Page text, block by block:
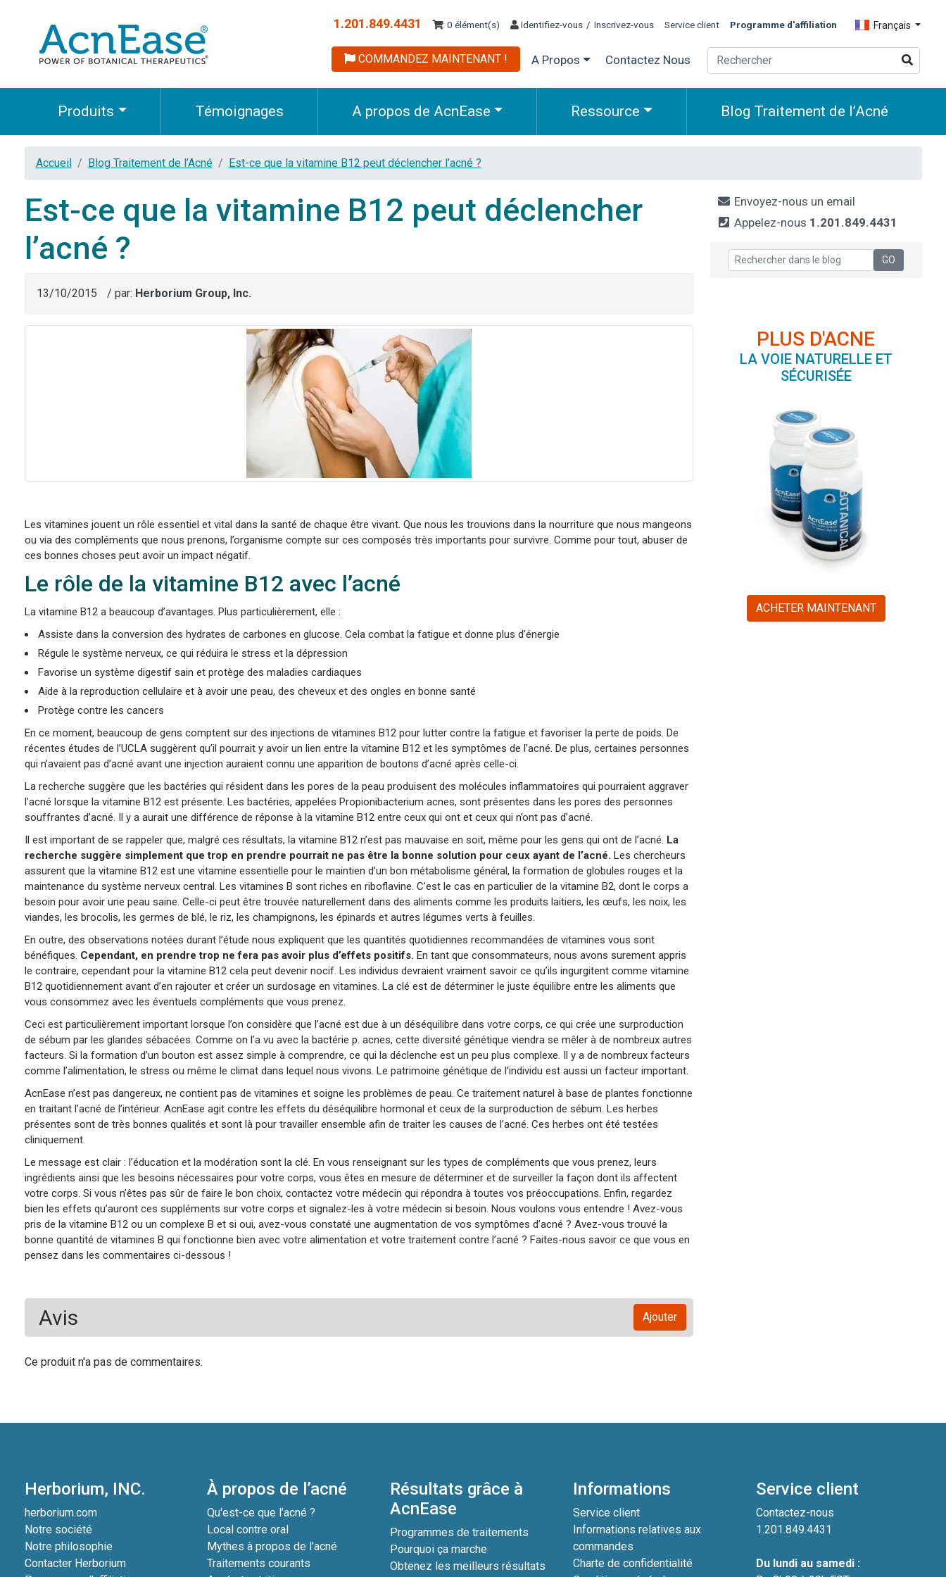
1.201.849.4431 : 0 élément(s) Identifiez-vous / Inscrivez-vous Service client Programme d'affiliation Français
COMMANDEZ MAINTENANT ! A Propos Contactez Nous
Produits Témoignages A propos de AcnEase Ressource Blog Traitement de l’Acné
Accueil Blog Traitement de l’Acné Est-ce que la vitamine B12 peut déclencher l’acné ?
Est-ce que la vitamine B12 peut déclencher
l’acné ?
13/10/2015 / par: Herborium Group, Inc.
Les vitamines jouent un rôle essentiel et vital dans la santé de chaque être vivant. Que nous les trouvions dans la nourriture que nous mangeons
ou via des compléments que nous prenons, l’organisme compte sur ces composés très importants pour survivre. Comme pour tout, abuser de
ces bonnes choses peut avoir un impact négatif.
Le rôle de la vitamine B12 avec l’acné
La vitamine B12 a beaucoup d’avantages. Plus particulièrement, elle :
Assiste dans la conversion des hydrates de carbones en glucose. Cela combat la fatigue et donne plus d’énergie
Régule le système nerveux, ce qui réduira le stress et la dépression
Favorise un système digestif sain et protège des maladies cardiaques
Aide à la reproduction cellulaire et à avoir une peau, des cheveux et des ongles en bonne santé
Protège contre les cancers
En ce moment, beaucoup de gens comptent sur des injections de vitamines B12 pour lutter contre la fatigue et favoriser la perte de poids. De
récentes études de l’UCLA suggèrent qu’il pourrait y avoir un lien entre la vitamine B12 et les symptômes de l’acné. De plus, certaines personnes
qui n’avaient pas d’acné avant une injection auraient connu une apparition de boutons d’acné après celle-ci.
La recherche suggère que les bactéries qui résident dans les pores de la peau produisent des molécules inflammatoires qui pourraient aggraver
l’acné lorsque la vitamine B12 est présente. Les bactéries, appelées Propionibacterium acnes, sont présentes dans les pores des personnes
souffrantes d’acné. Il y a aurait une différence de réponse à la vitamine B12 entre ceux qui ont et ceux qui n’ont pas d’acné.
Il est important de se rappeler que, malgré ces résultats, la vitamine B12 n’est pas mauvaise en soit, même pour les gens qui ont de l’acné. La
recherche suggère simplement que trop en prendre pourrait ne pas être la bonne solution pour ceux ayant de l’acné. Les chercheurs
assurent que la vitamine B12 est une vitamine essentielle pour le maintien d’un bon métabolisme général, la formation de globules rouges et la
maintenance du système nerveux central. Les vitamines B sont riches en riboflavine. C’est le cas en particulier de la vitamine B2, dont le corps a
besoin pour avoir une peau saine. Celle-ci peut être trouvée naturellement dans des aliments comme les produits laitiers, les œufs, les noix, les
viandes, les brocolis, les germes de blé, le riz, les champignons, les épinards et autres légumes verts à feuilles.
En outre, des observations notées durant l’étude nous expliquent que les quantités quotidiennes recommandées de vitamines vous sont
bénéfiques. Cependant, en prendre trop ne fera pas avoir plus d’effets positifs. En tant que consommateurs, nous avons surement appris
le contraire, cependant pour la vitamine B12 cela peut devenir nocif. Les individus devraient vraiment savoir ce qu’ils ingurgitent comme vitamine
B12 quotidiennement avant d’en rajouter et créer un surdosage en vitamines. La clé est de déterminer le juste équilibre entre les aliments que
vous consommez avec les éventuels compléments que vous prenez.
Ceci est particulièrement important lorsque l’on considère que l’acné est due à un déséquilibre dans votre corps, ce qui crée une surproduction
de sébum par les glandes sébacées. Comme on l’a vu avec la bactérie p. acnes, cette diversité génétique viendra se mêler à de nombreux autres
facteurs. Si la formation d’un bouton est assez simple à comprendre, ce qui la déclenche est un peu plus complexe. Il y a de nombreux facteurs
comme l’alimentation, le stress ou même le climat dans lequel nous vivons. Le patrimoine génétique de l’individu est aussi un facteur important.
AcnEase n’est pas dangereux, ne contient pas de vitamines et soigne les problèmes de peau. Ce traitement naturel à base de plantes fonctionne
en traitant l’acné de l’intérieur. AcnEase agit contre les effets du déséquilibre hormonal et ceux de la surproduction de sébum. Les herbes
présentes sont de très bonnes qualités et sont là pour travailler ensemble afin de traiter les causes de l’acné. Ces herbes ont été testées
cliniquement.
Le message est clair : l’éducation et la modération sont la clé. En vous renseignant sur les types de compléments que vous prenez, leurs
ingrédients ainsi que les besoins nécessaires pour votre corps, vous êtes en mesure de déterminer et de surveiller la façon dont ils affectent
votre corps. Si vous n’êtes pas sûr de faire le bon choix, contactez votre médecin qui répondra à toutes vos préoccupations. Enfin, regardez
bien les effets qu’auront ces suppléments sur votre corps et signalez-les à votre médecin si besoin. Nous voulons vous entendre ! Avez-vous
pris de la vitamine B12 ou un complexe B et si oui, avez-vous constaté une augmentation de vos symptômes d’acné ? Avez-vous trouvé la
bonne quantité de vitamines B qui fonctionne bien avec votre alimentation et votre traitement contre l’acné ? Faites-nous savoir ce que vous en
pensez dans les commentaires ci-dessous !
Ajouter
Avis
Ce produit n'a pas de commentaires.
Envoyez-nous un email
Appelez-nous 1.201.849.4431
PLUS D'ACNE
LA VOIE NATURELLE ET
SÉCURISÉE
ACHETER MAINTENANT
Herborium, INC.
herborium.com
Notre société
Notre philosophie
Contacter Herborium
À propos de l’acné
Qu'est-ce que l’acné ?
Local contre oral
Mythes à propos de l’acné
Traitements courants
Résultats grâce à
AcnEase
Programmes de traitements
Pourquoi ça marche
Obtenez les meilleurs résultats
Informations
Service client
Informations relatives aux
commandes
Charte de confidentialité
Service client
Contactez-nous
1.201.849.4431
Du lundi au samedi :